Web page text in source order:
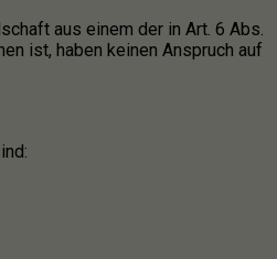
aus einem der in Art. 6 Abs.
ist, haben keinen Anspruch auf